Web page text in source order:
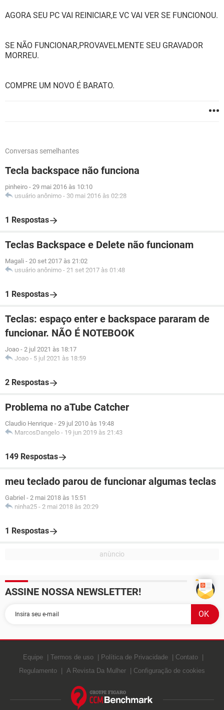
AGORA SEU PC VAI REINICIAR,E VC VAI VER SE FUNCIONOU.
SE NÃO FUNCIONAR,PROVAVELMENTE SEU GRAVADOR
MORREU.
COMPRE UM NOVO É BARATO.
Conversas semelhantes
Tecla backspace não funciona
pinheiro - 29 mai 2016 às 10:10
usuário anônimo - 30 mai 2016 às 02:28
1 Respostas
Teclas Backspace e Delete não funcionam
Magali - 20 set 2017 às 21:02
usuário anônimo - 21 set 2017 às 01:48
1 Respostas
Teclas: espaço enter e backspace pararam de
funcionar. NÃO É NOTEBOOK
Joao - 2 jul 2021 às 18:17
Joao - 5 jul 2021 às 18:59
2 Respostas
Problema no aTube Catcher
Claudio Henrique - 29 jul 2010 às 19:48
MarcosDangelo - 19 jun 2019 às 21:43
149 Respostas
meu teclado parou de funcionar algumas teclas
Gabriel - 2 mai 2018 às 15:51
ninha25 - 2 mai 2018 às 20:29
1 Respostas
ASSINE NOSSA NEWSLETTER!
Equipe Termos de uso Política de Privacidade
Contato
Regulamento
A Revista Da Mulher Configuração de cookies